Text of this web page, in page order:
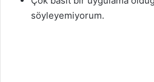
söyleyemiyorum.